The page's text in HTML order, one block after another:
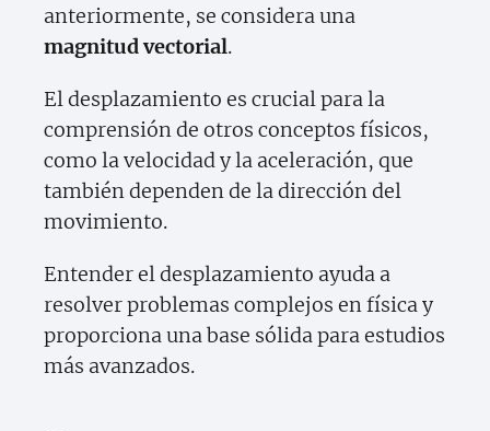
anteriormente, se considera una
magnitud vectorial.
El desplazamiento es crucial para la
comprensión de otros conceptos físicos,
como la velocidad y la aceleración, que
también dependen de la dirección del
movimiento.
Entender el desplazamiento ayuda a
resolver problemas complejos en física y
proporciona una base sólida para estudios
más avanzados.